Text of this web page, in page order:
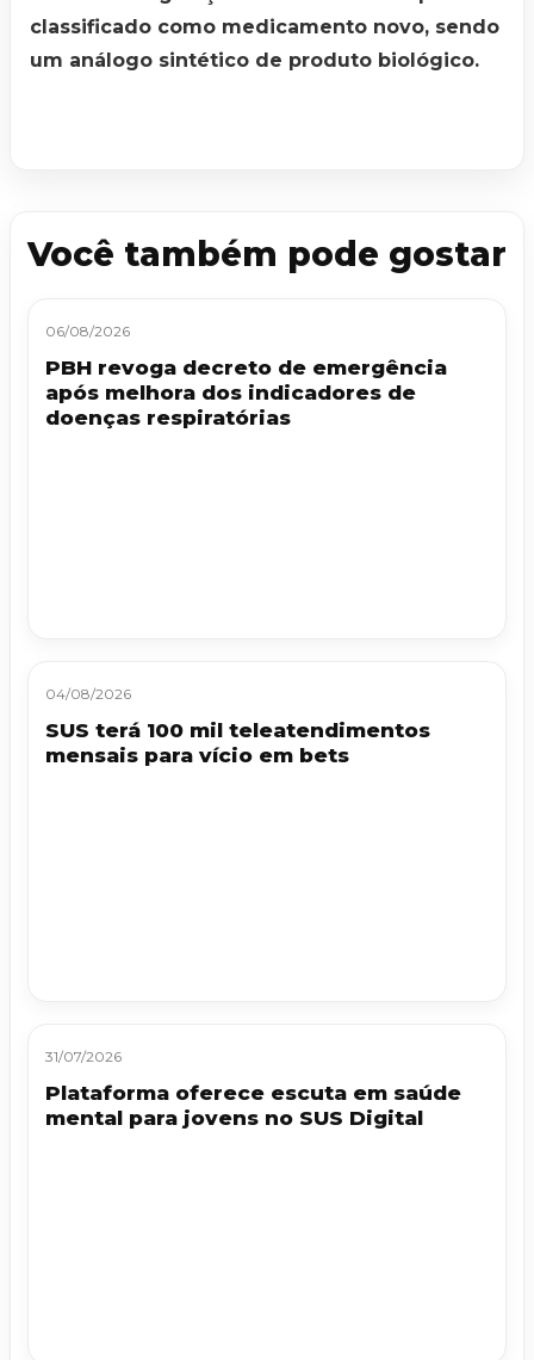
classificado como medicamento novo, sendo
um análogo sintético de produto biológico.
Você também pode gostar
06/08/2026
PBH revoga decreto de emergência
após melhora dos indicadores de
doenças respiratórias
04/08/2026
SUS terá 100 mil teleatendimentos
mensais para vício em bets
31/07/2026
Plataforma oferece escuta em saúde
mental para jovens no SUS Digital